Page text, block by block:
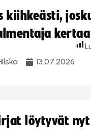
kiihkeästi,
13.07.2026
löytyvät